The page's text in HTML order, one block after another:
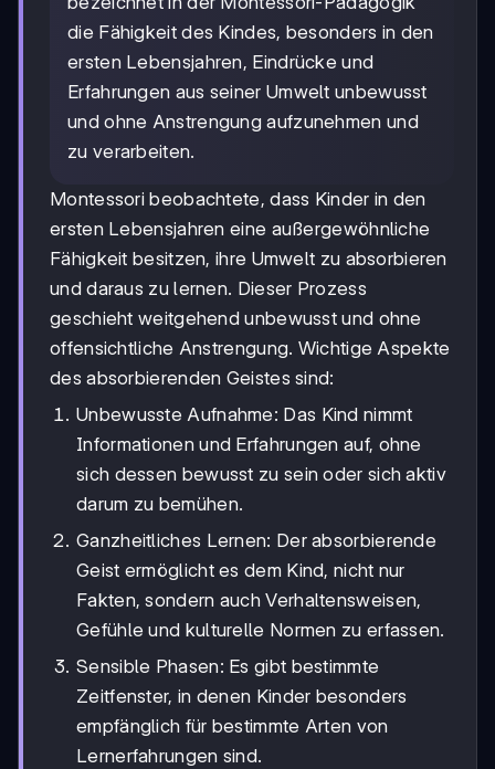
die Fähigkeit des Kindes, besonders in den
ersten Lebensjahren, Eindrücke und
Erfahrungen aus seiner Umwelt unbewusst
und ohne Anstrengung aufzunehmen und
zu verarbeiten.
Montessori beobachtete, dass Kinder in den
ersten Lebensjahren eine außergewöhnliche
Fähigkeit besitzen, ihre Umwelt zu absorbieren
und daraus zu lernen. Dieser Prozess
geschieht weitgehend unbewusst und ohne
offensichtliche Anstrengung. Wichtige Aspekte
des absorbierenden Geistes sind:
Unbewusste Aufnahme: Das Kind nimmt
Informationen und Erfahrungen auf, ohne
sich dessen bewusst zu sein oder sich aktiv
darum zu bemühen.
Ganzheitliches Lernen: Der absorbierende
Geist ermöglicht es dem Kind, nicht nur
Fakten, sondern auch Verhaltensweisen,
Gefühle und kulturelle Normen zu erfassen.
Sensible Phasen: Es gibt bestimmte
Zeitfenster, in denen Kinder besonders
empfänglich für bestimmte Arten von
Lernerfahrungen sind.